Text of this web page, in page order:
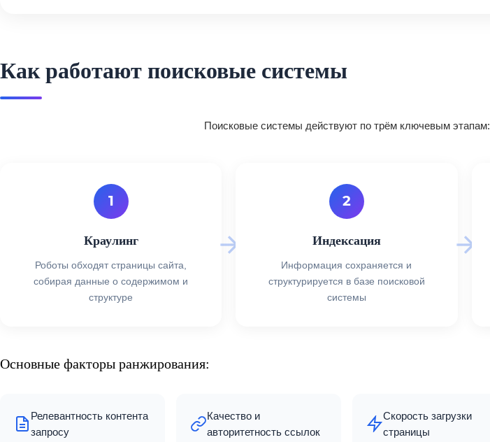
Как работают поисковые системы
Поисковые системы действуют по трём ключевым этапам:
1
Краулинг
Роботы обходят страницы сайта,
собирая данные о содержимом и
структуре
2
Индексация
Информация сохраняется и
структурируется в базе поисковой
системы
Основные факторы ранжирования:
Релевантность контента
запросу
Качество и
авторитетность ссылок
Скорость загрузки
страницы